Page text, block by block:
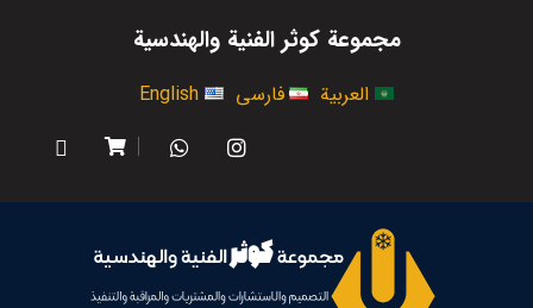
مجموعة كوثر الفنية والهندسية
العربية فارسی English